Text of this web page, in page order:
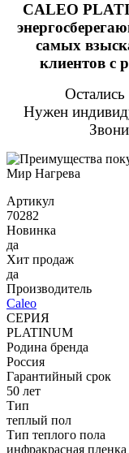
CALEO
самых
клиентов с
Нужен
Артикул
70282
Новинка
да
Хит продаж
да
Производитель
Caleo
СЕРИЯ
PLATINUM
Родина бренда
Россия
Гарантийный срок
50 лет
Тип
теплый пол
Тип теплого пола
инфракрасная пленка